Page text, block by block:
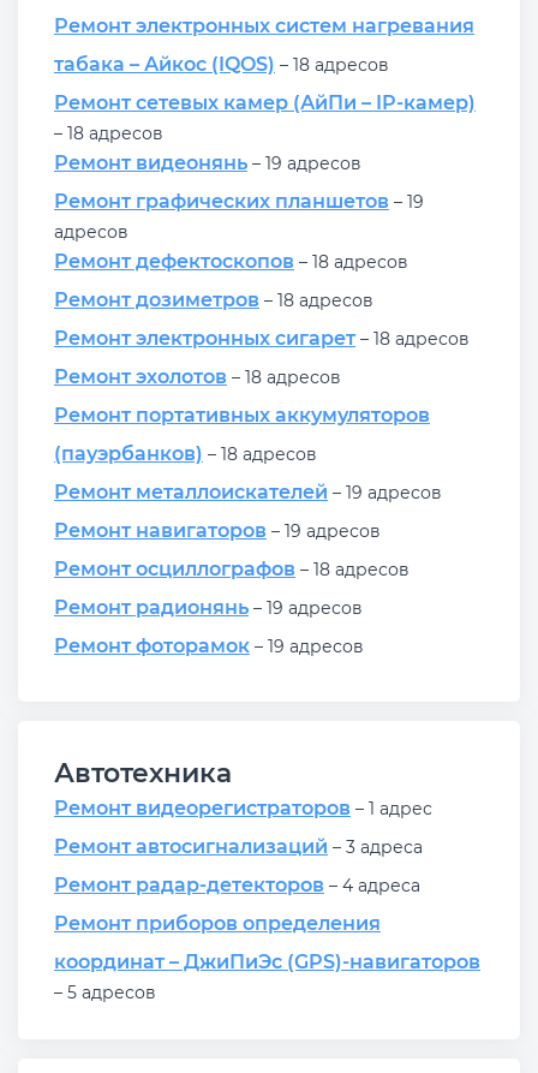
Ремонт электронных систем нагревания
табака – Айкос (IQOS) – 18 адресов
Ремонт сетевых камер (АйПи – IP-камер)
– 18 адресов
Ремонт видеонянь – 19 адресов
Ремонт графических планшетов – 19
адресов
Ремонт дефектоскопов – 18 адресов
Ремонт дозиметров – 18 адресов
Ремонт электронных сигарет – 18 адресов
Ремонт эхолотов – 18 адресов
Ремонт портативных аккумуляторов
(пауэрбанков) – 18 адресов
Ремонт металлоискателей – 19 адресов
Ремонт навигаторов – 19 адресов
Ремонт осциллографов – 18 адресов
Ремонт радионянь – 19 адресов
Ремонт фоторамок – 19 адресов
Автотехника
Ремонт видеорегистраторов – 1 адрес
Ремонт автосигнализаций – 3 адреса
Ремонт радар-детекторов – 4 адреса
Ремонт приборов определения
координат – ДжиПиЭс (GPS)-навигаторов
– 5 адресов